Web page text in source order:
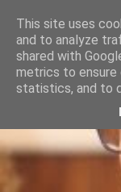
This site uses
and to analyze
shared with
metrics to ensure
statistics, and to